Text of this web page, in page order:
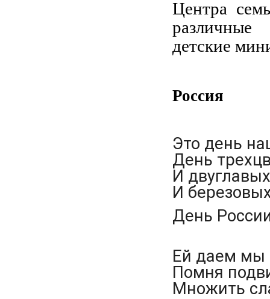
Центра
детские
Россия
Это день
День
И
И
День
Ей даем мы
Помня
Множить